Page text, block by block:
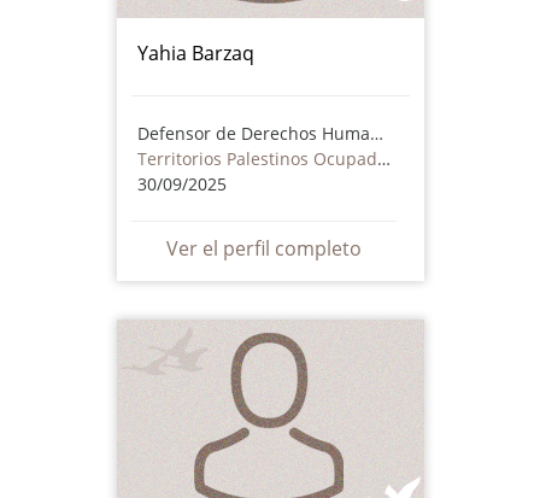
Yahia Barzaq
Defensor de Derechos Humanos
Territorios Palestinos Ocupados
30/09/2025
Ver el perfil completo